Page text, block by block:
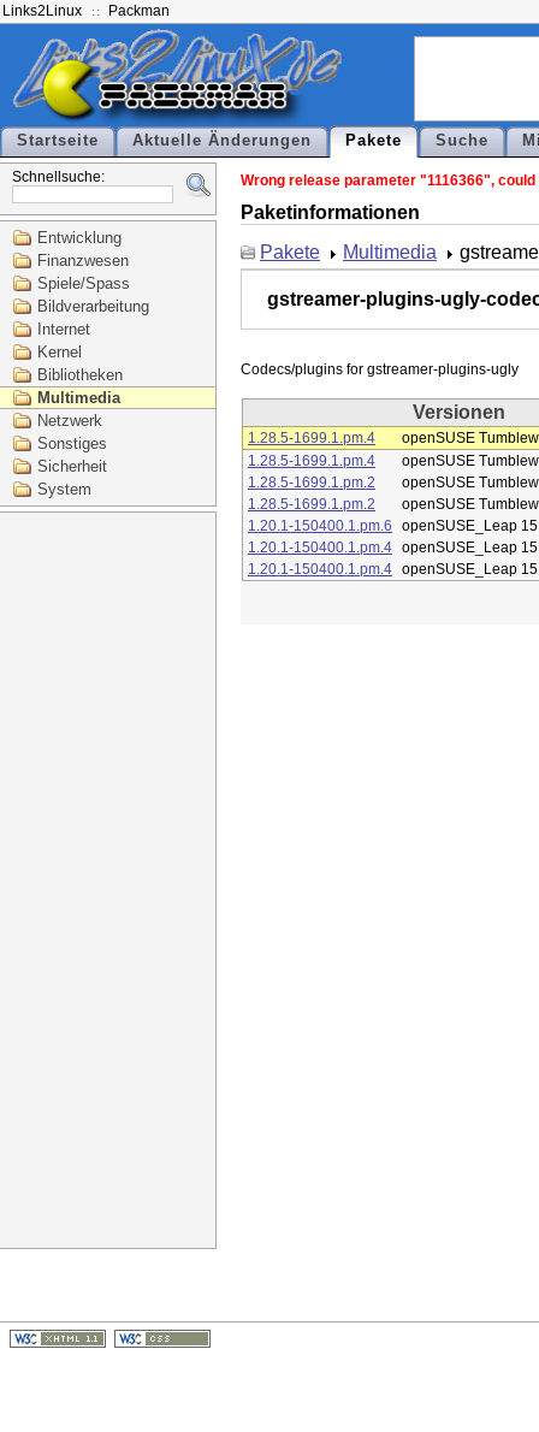
Links2Linux Packman
Startseite Aktuelle Änderungen Pakete Suche
Schnellsuche:
Entwicklung
Finanzwesen
Spiele/Spass
Bildverarbeitung
Internet
Kernel
Bibliotheken
Multimedia
Netzwerk
Sonstiges
Sicherheit
System
Wrong release parameter "1116366",
Paketinformationen
Pakete
Multimedia
gstreamer-plugins-ugly-
Versionen
1.28.5-1699.1.pm.4
openSUSE
1.28.5-1699.1.pm.4
openSUSE
1.28.5-1699.1.pm.2
openSUSE
1.28.5-1699.1.pm.2
openSUSE
1.20.1-150400.1.pm.6
openSUSE_Leap
1.20.1-150400.1.pm.4 openSUSE_Leap
1.20.1-150400.1.pm.4 openSUSE_Leap